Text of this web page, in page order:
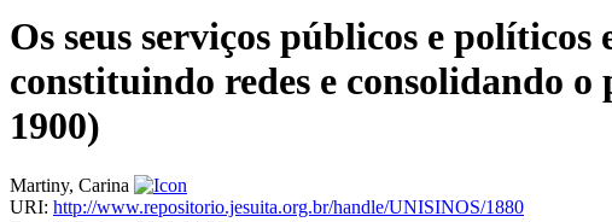
Os seus serviços públicos e
constituindo redes e consolidando
1900)
Martiny, Carina
URI: http://www.repositorio.jesuita.org.br/handle/UNISINOS/1880